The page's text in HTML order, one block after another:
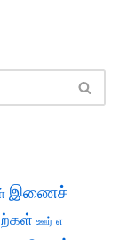
இணைச்
ஊர் எ